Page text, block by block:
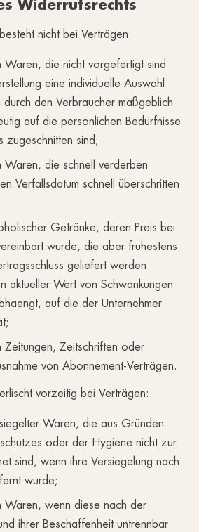
Widerrufsrechts
nicht bei Verträgen:
Waren, die nicht vorgefertigt sind
eine individuelle Auswahl
durch den Verbraucher maßgeblich
auf die persönlichen Bedürfnisse
zugeschnitten sind;
Waren, die schnell verderben
Verfallsdatum schnell überschritten
Getränke, deren Preis bei
wurde, die aber frühestens
geliefert werden
aktueller Wert von Schwankungen
auf die der Unternehmer
Zeitungen, Zeitschriften oder
von Abonnement-Verträgen.
vorzeitig bei Verträgen:
Waren, die aus Gründen
oder der Hygiene nicht zur
sind, wenn ihre Versiegelung nach
wurde;
Waren, wenn diese nach der
ihrer Beschaffenheit untrennbar